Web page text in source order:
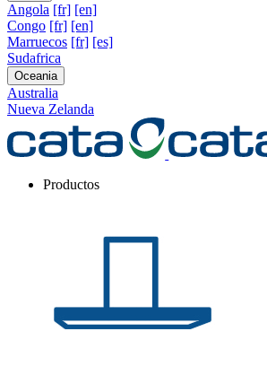
Angola [fr] [en]
Congo [fr] [en]
Marruecos [fr] [es]
Sudafrica
Oceania
Australia
Nueva Zelanda
Productos